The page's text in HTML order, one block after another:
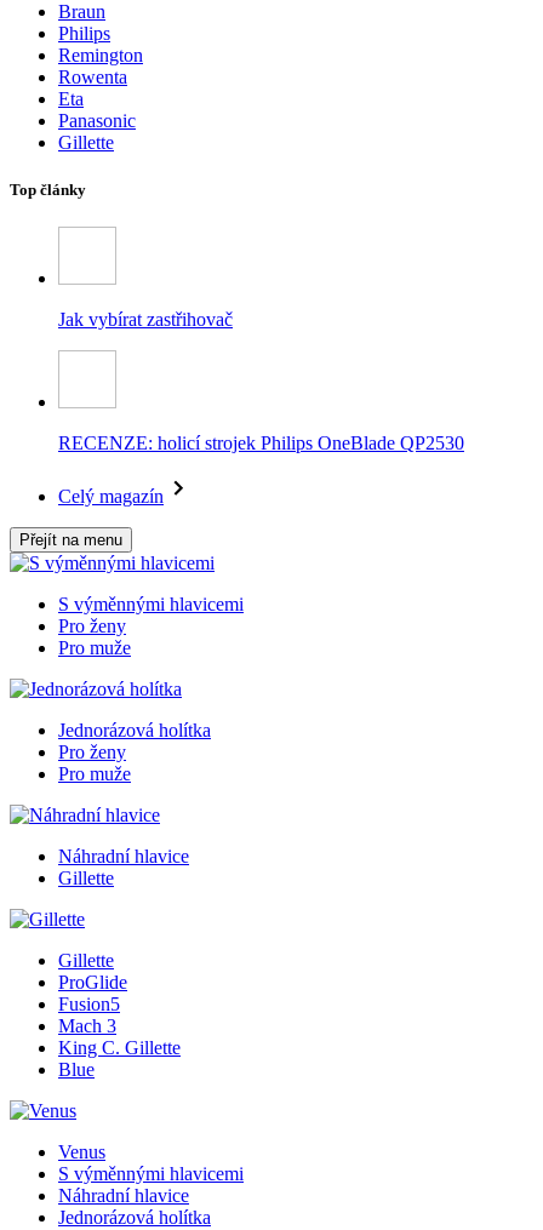
Braun
Philips
Remington
Rowenta
Eta
Panasonic
Gillette
Top články
Jak vybírat zastřihovač
RECENZE: holicí strojek Philips OneBlade QP2530
Celý magazín
Přejít na menu
S výměnnými hlavicemi
Pro ženy
Pro muže
Jednorázová holítka
Pro ženy
Pro muže
Náhradní hlavice
Gillette
Gillette
ProGlide
Fusion5
Mach 3
King C. Gillette
Blue
Venus
S výměnnými hlavicemi
Náhradní hlavice
Jednorázová holítka